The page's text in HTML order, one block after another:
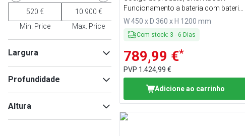
Min. Price Max. Price
Largura
Profundidade
Altura
Funcionamento a bateria com bateria
e carregador incluídos
W 450 x D 360 x H 1200 mm
Com stock: 3 - 6 Dias
789,99 €*
PVP 1.424,99 €
Adicione ao carrinho